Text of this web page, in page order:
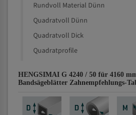
Rundvoll Material Dünn
Quadratvoll Dünn
Quadratvoll Dick
Quadratprofile
HENGSIMAI G 4240 / 50 für 4160
Bandsägeblätter Zahnempfehlungs-